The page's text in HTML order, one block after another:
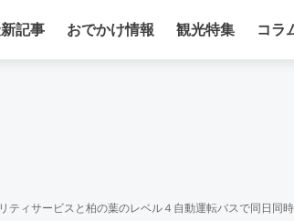
記事 おでかけ情報 観光特集 コラ
ティサービスと柏の葉のレベル４自動運転バスで同日